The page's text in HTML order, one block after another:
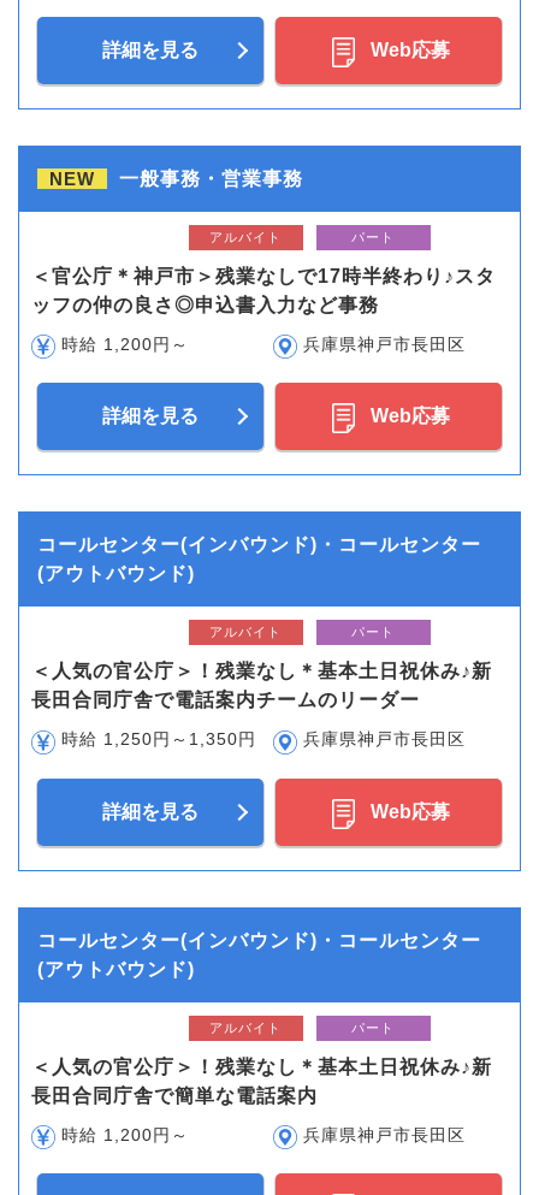
詳細を見る Web応募
NEW 一般事務・営業事務
アルバイト パート
＜官公庁＊神戸市＞残業なしで17時半終わり♪スタ
ッフの仲の良さ◎申込書入力など事務
時給 1,200円～ 兵庫県神戸市長田区
詳細を見る Web応募
コールセンター(インバウンド)・コールセンター
(アウトバウンド)
アルバイト パート
＜人気の官公庁＞！残業なし＊基本土日祝休み♪新
長田合同庁舎で電話案内チームのリーダー
時給 1,250円～1,350円 兵庫県神戸市長田区
詳細を見る Web応募
コールセンター(インバウンド)・コールセンター
(アウトバウンド)
アルバイト パート
＜人気の官公庁＞！残業なし＊基本土日祝休み♪新
長田合同庁舎で簡単な電話案内
時給 1,200円～ 兵庫県神戸市長田区